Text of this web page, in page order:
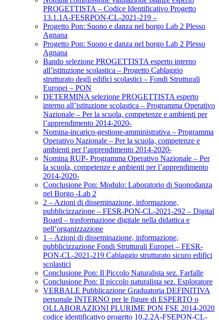
PROGETTISTA – Codice Identificativo Progetto
13.1.1A-FESRPON-CL-2021-219 –
Progetto Pon: Suono e danza nel borgo Lab 2 Plesso
Agnana
Progetto Pon: Suono e danza nel borgo Lab 2 Plesso
Agnana
Bando selezione PROGETTISTA esperto interno
all’istituzione scolastica – Progetto Cablaggio
strutturato degli edifici scolastici – Fondi Strutturali
Europei – PON
DETERMINA selezione PROGETTISTA esperto
interno all’istituzione scolastica – Programma Operativo
Nazionale – Per la scuola, competenze e ambienti per
l’apprendimento 2014-2020-
Nomina-incarico-gestione-amministrativa – Programma
Operativo Nazionale – Per la scuola, competenze e
ambienti per l’apprendimento 2014-2020-
Nomina RUP- Programma Operativo Nazionale – Per
la scuola, competenze e ambienti per l’apprendimento
2014-2020-
Conclusione Pon: Modulo: Laboratorio di Suonodanza
nel Borgo -Lab 2
2 – Azioni di disseminazione, informazione,
pubblicizzazione – FESR-PON-CL-2021-292 – Digital
Board – trasformazione digitale nella didattica e
nell’organizzazione
1 – Azioni di disseminazione, informazione,
pubblicizzazione Fondi Strutturali Europei – FESR-
PON-CL-2021-219 Cablaggio strutturato sicuro edifici
scolastici
Conclusione Pon: Il Piccolo Naturalista sez. Farfalle
Conclusione Pon: Il piccolo naturalista sez. Esploratore
VERBALE Pubblicazione Graduatoria DEFINITIVA
personale INTERNO per le figure di ESPERTO o
OLLABORAZIONI PLURIME PON FSE 2014-2020
codice identificativo progetto 10.2.2A-FSEPON-CL-